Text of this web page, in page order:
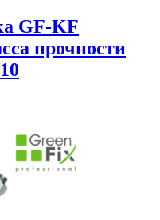
GF-KF
прочности